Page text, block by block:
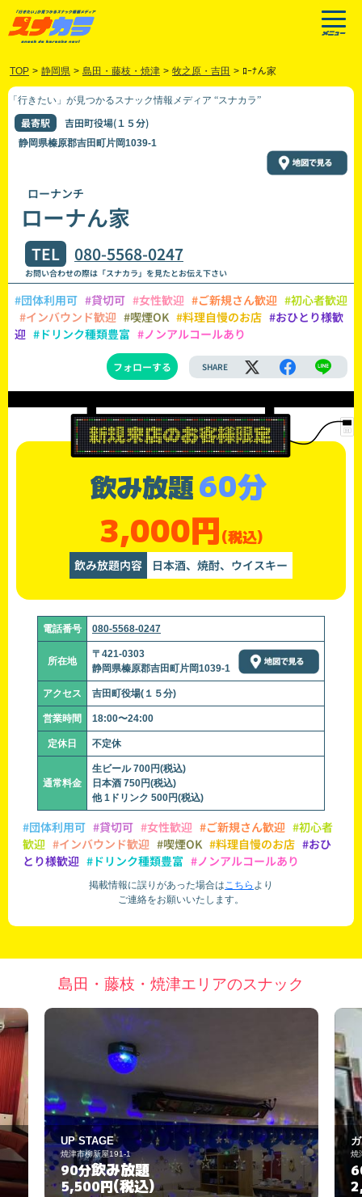
TOP > 静岡県 > 島田・藤枝・焼津 > 牧之原・吉田 > ﾛｰﾅん家
「行きたい」が見つかるスナック情報メディア “スナカラ”
最寄駅 吉田町役場(１５分)
静岡県榛原郡吉田町片岡1039-1
ローナンチ
ローナん家
TEL 080-5568-0247
お問い合わせの際は「スナカラ」を見たとお伝え下さい
#団体利用可 #貸切可 #女性歓迎 #ご新規さん歓迎 #初心者歓迎
#インバウンド歓迎 #喫煙OK #料理自慢のお店 #おひとり様歓
迎 #ドリンク種類豊富 #ノンアルコールあり
フォローする SHARE
飲み放題60分
3,000円(税込)
飲み放題内容 日本酒、焼酎、ウイスキー
電話番号 080-5568-0247
所在地
〒421-0303
静岡県榛原郡吉田町片岡1039-1
アクセス 吉田町役場(１５分)
営業時間 18:00〜24:00
定休日 不定休
通常料金
生ビール 700円(税込)
日本酒 750円(税込)
他 1ドリンク 500円(税込)
#団体利用可 #貸切可 #女性歓迎 #ご新規さん歓迎 #初心者
歓迎 #インバウンド歓迎 #喫煙OK #料理自慢のお店 #おひ
とり様歓迎 #ドリンク種類豊富 #ノンアルコールあり
掲載情報に誤りがあった場合はこちら より
ご連絡をお願いいたします。
島田・藤枝・焼津エリアのスナック
ガーデン
焼津市石津71
60分飲み放題
2,000円(税込)